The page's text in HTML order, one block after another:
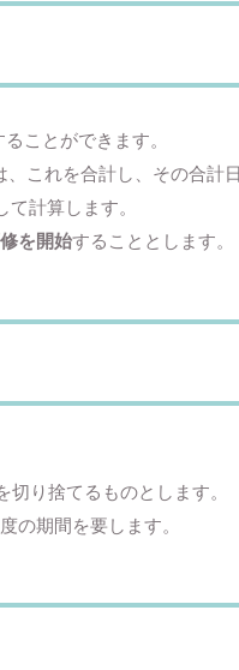
ことができます。
これを合計し、その合計
計算します。
を開始することとします。
り捨てるものとします。
の期間を要します。